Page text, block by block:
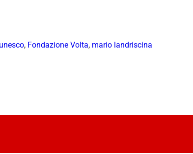
, Fondazione Volta, mario landriscina